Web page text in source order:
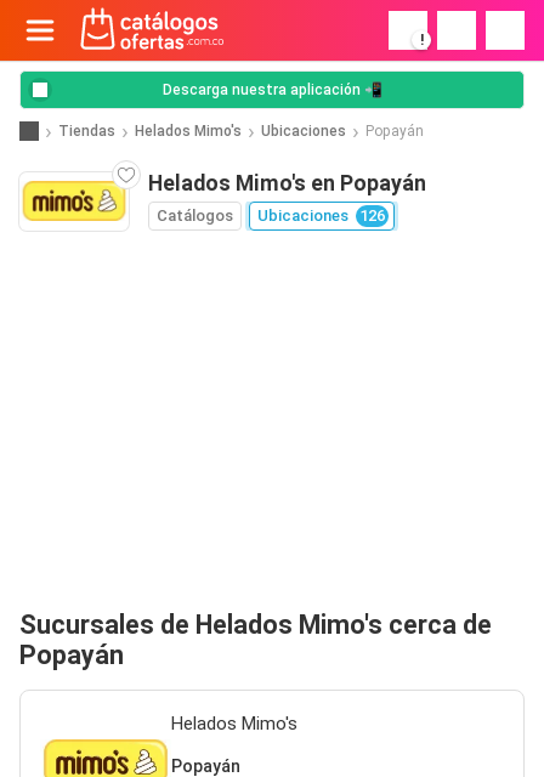
!
Descarga nuestra aplicación 📲
Tiendas Helados Mimo's Ubicaciones Popayán
Helados Mimo's en Popayán
Catálogos Ubicaciones 126
Sucursales de Helados Mimo's cerca de
Popayán
Helados Mimo's
Popayán